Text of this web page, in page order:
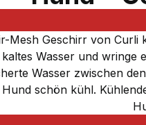
Mesh Geschirr von Curli
Wasser und wringe
Wasser zwischen
Hund schön kühl.